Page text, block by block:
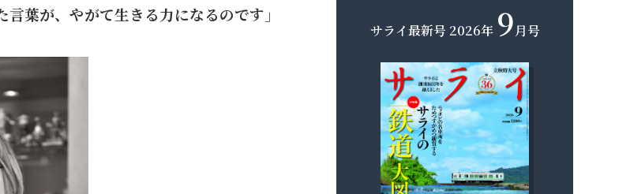
葉が、やがて生きる力になるのです」
サライ最新号 2026年 9月号